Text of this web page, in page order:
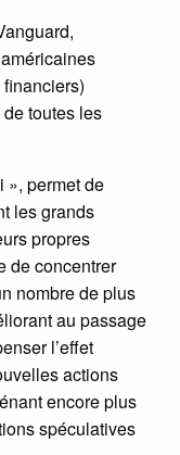
toutes les
», permet de
les grands
propres
de concentrer
nombre de plus
au passage
l’effet
actions
encore plus
spéculatives